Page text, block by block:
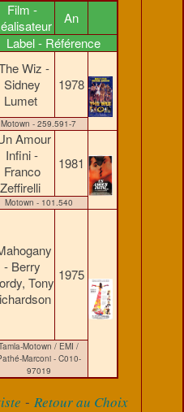
Film -
An
Label - Référence
Wiz -
Sidney
Lumet
1978
Motown - 259.591-7
Amour
Infini -
Franco
Zeffirelli
1981
Motown - 101.540
- Berry
Tony 1975
Motown / EMI /
Marconi - C010-
97019
- Retour au Choix